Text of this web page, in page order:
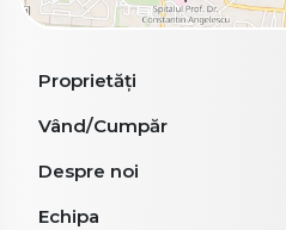
Proprietăți
Vând/Cumpăr
Despre noi
Echipa